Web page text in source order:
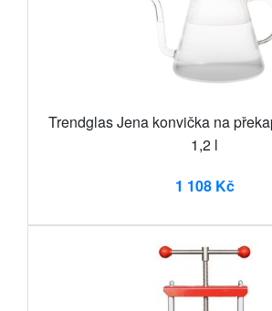
Trendglas Jena konvička na
1,2 l
1 108 Kč